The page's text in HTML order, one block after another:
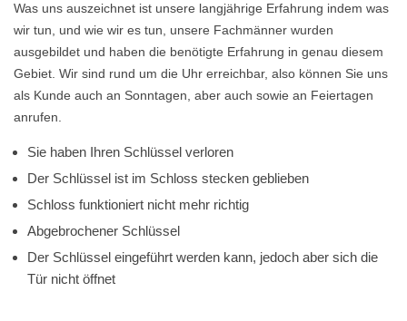
Was uns auszeichnet ist unsere langjährige Erfahrung indem was
wir tun, und wie wir es tun, unsere Fachmänner wurden
ausgebildet und haben die benötigte Erfahrung in genau diesem
Gebiet. Wir sind rund um die Uhr erreichbar, also können Sie uns
als Kunde auch an Sonntagen, aber auch sowie an Feiertagen
anrufen.
Sie haben Ihren Schlüssel verloren
Der Schlüssel ist im Schloss stecken geblieben
Schloss funktioniert nicht mehr richtig
Abgebrochener Schlüssel
Der Schlüssel eingeführt werden kann, jedoch aber sich die
Tür nicht öffnet